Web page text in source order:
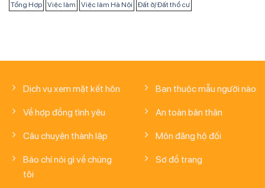
Tổng Hợp
Việc làm Việc làm Hà Nội Đất ở/ Đất thổ cư
Dịch vụ xem mặt kết hôn
Về hợp đồng tình yêu
Câu chuyện thành lập
Báo chí nói gì về chúng
tôi
Bạn thuộc mẫu người nào
An toàn bản thân
Môn đăng hộ đối
Sơ đồ trang